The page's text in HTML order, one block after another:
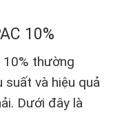
10%
10% thường
và hiệu quả
Dưới đây là